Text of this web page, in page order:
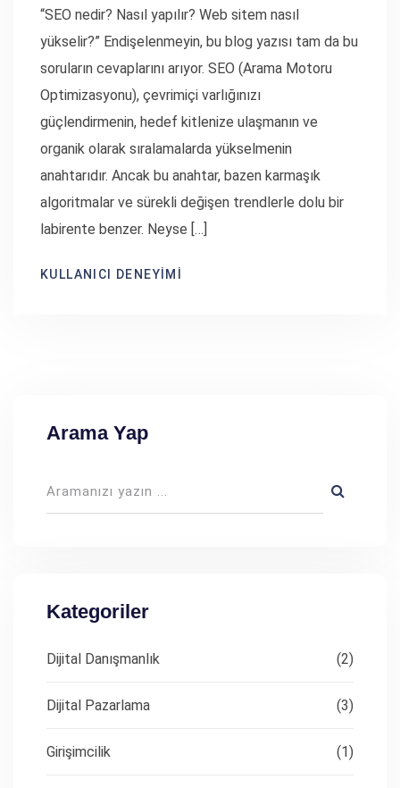
“SEO nedir? Nasıl yapılır? Web sitem nasıl
yükselir?” Endişelenmeyin, bu blog yazısı tam da bu
soruların cevaplarını arıyor. SEO (Arama Motoru
Optimizasyonu), çevrimiçi varlığınızı
güçlendirmenin, hedef kitlenize ulaşmanın ve
organik olarak sıralamalarda yükselmenin
anahtarıdır. Ancak bu anahtar, bazen karmaşık
algoritmalar ve sürekli değişen trendlerle dolu bir
labirente benzer. Neyse […]
KULLANICI DENEYIMI
Arama Yap
Kategoriler
Dijital Danışmanlık (2)
Dijital Pazarlama (3)
Girişimcilik (1)